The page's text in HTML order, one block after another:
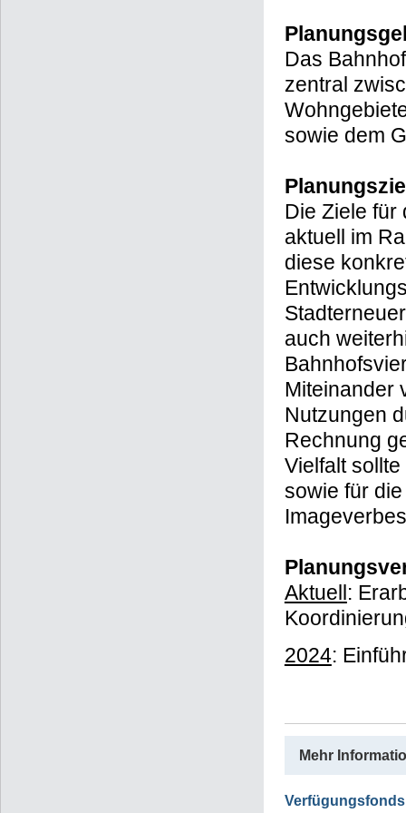
Das
zentral
sowie dem
Die Ziele für
aktuell im
diese
auch
Miteinander
Nutzungen
Rechnung
Vielfalt
sowie für
Aktuell:
2024:
Mehr
Verfügungsfonds